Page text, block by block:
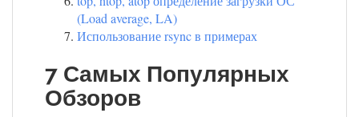
(Load average, LA)
Использование rsync в примерах
7 Самых Популярных
Обзоров